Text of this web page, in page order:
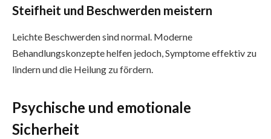
Steifheit und Beschwerden meistern
Leichte Beschwerden sind normal. Moderne
Behandlungskonzepte helfen jedoch, Symptome effektiv zu
lindern und die Heilung zu fördern.
Psychische und emotionale
Sicherheit